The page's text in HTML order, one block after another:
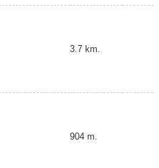
3.7 km.
904 m.